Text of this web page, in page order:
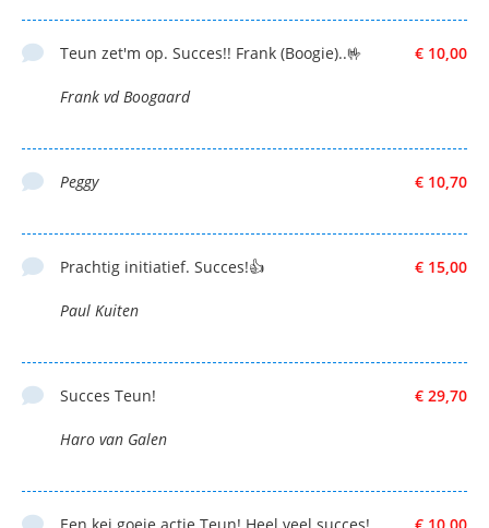
€ 10,00
Teun zet'm op. Succes!! Frank (Boogie)..🤟
Frank vd Boogaard
€ 10,70
Peggy
€ 15,00
Prachtig initiatief. Succes!👍
Paul Kuiten
€ 29,70
Succes Teun!
Haro van Galen